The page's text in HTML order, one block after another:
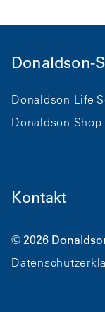
Donaldson-
Donaldson Life
Donaldson-Shop
Kontakt
© 2026